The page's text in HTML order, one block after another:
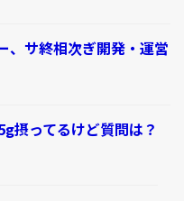
、サ終相次ぎ開発・運営
摂ってるけど質問は？